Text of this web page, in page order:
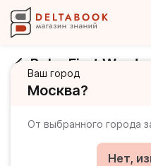
Ваш город
Москва?
От выбранного города
Нет,
Baby First Words